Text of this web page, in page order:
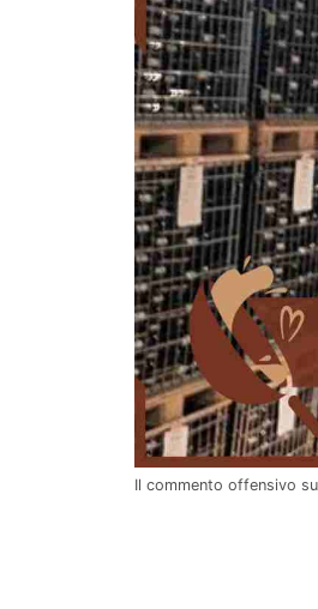
Il commento offensivo